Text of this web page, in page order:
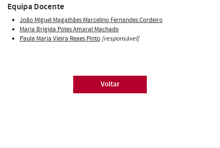
Equipa Docente
João Miguel Magalhães Marcelino Fernandes Cordeiro
Maria Brígida Potes Amaral Machado
Paula Maria Vieira Reaes Pinto [responsável]
Voltar